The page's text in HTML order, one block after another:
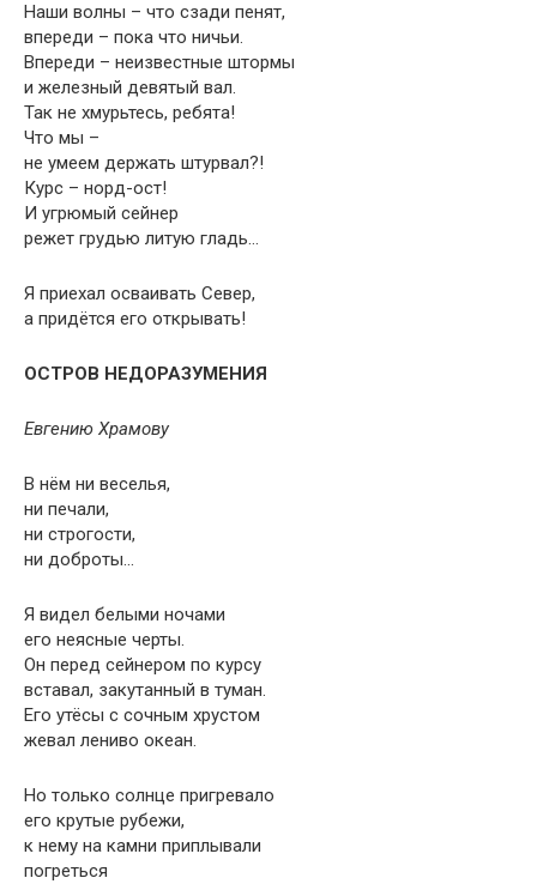
Наши волны – что сзади пенят,
впереди – пока что ничьи.
Впереди – неизвестные штормы
и железный девятый вал.
Так не хмурьтесь, ребята!
Что мы –
не умеем держать штурвал?!
Курс – норд-ост!
И угрюмый сейнер
режет грудью литую гладь…
Я приехал осваивать Север,
а придётся его открывать!
ОСТРОВ НЕДОРАЗУМЕНИЯ
Евгению Храмову
В нём ни веселья,
ни печали,
ни строгости,
ни доброты…
Я видел белыми ночами
его неясные черты.
Он перед сейнером по курсу
вставал, закутанный в туман.
Его утёсы с сочным хрустом
жевал лениво океан.
Но только солнце пригревало
его крутые рубежи,
к нему на камни приплывали
погреться